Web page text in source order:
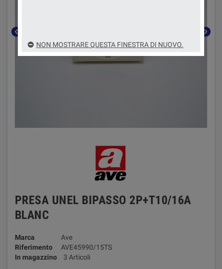
chevron_left chevron_right
PRESA UNEL BIPASSO 2P+T10/16A
BLANC
Marca
Ave
Riferimento
AVE45990/15TS
In magazzino
3 Articoli
NON MOSTRARE QUESTA FINESTRA DI NUOVO.